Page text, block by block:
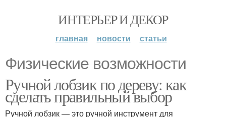
ИНТЕРЬЕР И ДЕКОР
главная новости статьи
Физические возможности
Ручной лобзик по дереву: как
сделать правильный выбор
Ручной лобзик — это ручной инструмент для